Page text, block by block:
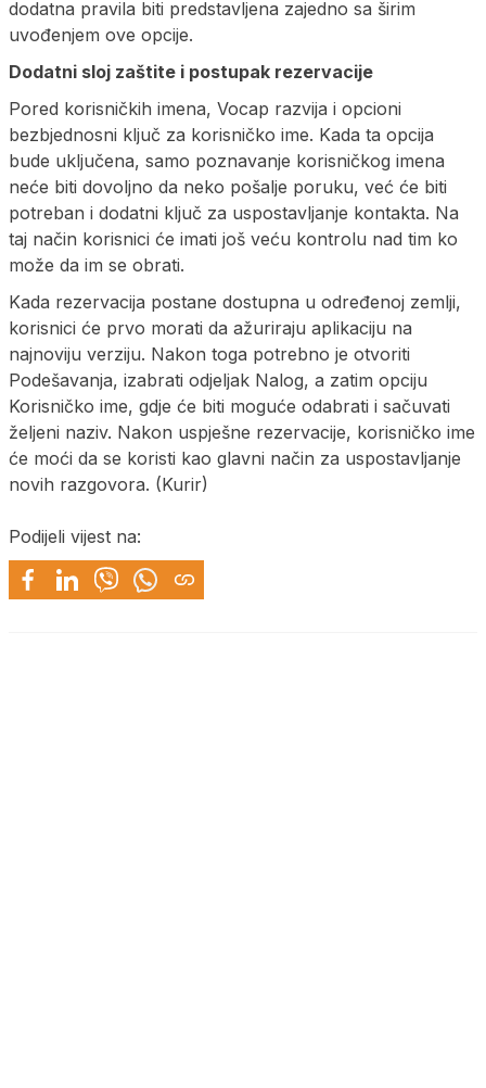
dodatna pravila biti predstavljena zajedno sa širim
uvođenjem ove opcije.
Dodatni sloj zaštite i postupak rezervacije
Pored korisničkih imena, Vocap razvija i opcioni
bezbjednosni ključ za korisničko ime. Kada ta opcija
bude uključena, samo poznavanje korisničkog imena
neće biti dovoljno da neko pošalje poruku, već će biti
potreban i dodatni ključ za uspostavljanje kontakta. Na
taj način korisnici će imati još veću kontrolu nad tim ko
može da im se obrati.
Kada rezervacija postane dostupna u određenoj zemlji,
korisnici će prvo morati da ažuriraju aplikaciju na
najnoviju verziju. Nakon toga potrebno je otvoriti
Podešavanja, izabrati odjeljak Nalog, a zatim opciju
Korisničko ime, gdje će biti moguće odabrati i sačuvati
željeni naziv. Nakon uspješne rezervacije, korisničko ime
će moći da se koristi kao glavni način za uspostavljanje
novih razgovora. (Kurir)
Podijeli vijest na: